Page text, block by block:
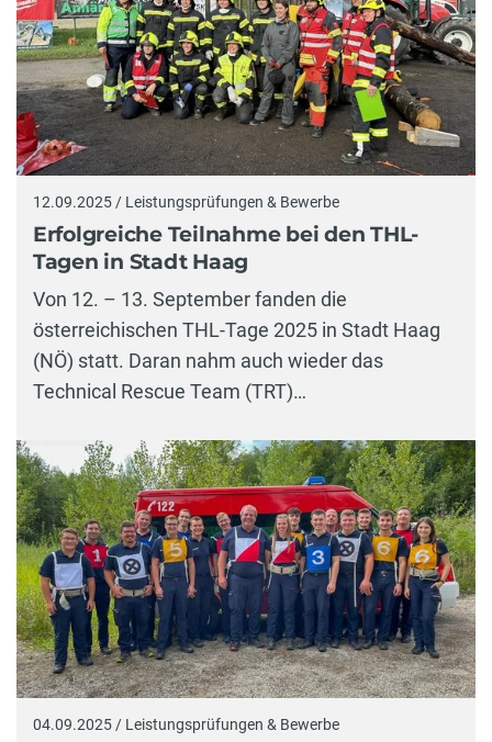
12.09.2025 / Leistungsprüfungen & Bewerbe
Erfolgreiche Teilnahme bei den THL-
Tagen in Stadt Haag
Von 12. – 13. September fanden die
österreichischen THL-Tage 2025 in Stadt Haag
(NÖ) statt. Daran nahm auch wieder das
Technical Rescue Team (TRT)…
04.09.2025 / Leistungsprüfungen & Bewerbe